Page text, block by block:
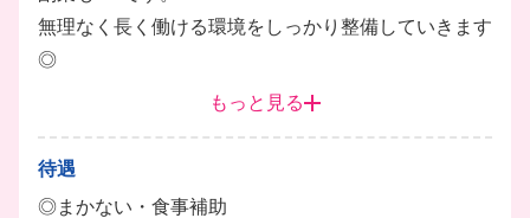
無理なく長く働ける環境をしっかり整備していきます
◎
何より・・・有給休暇有り⭕️
労務環境（労働時間、休日取得など）はバッチリで
もっと見る
待遇
◎まかない・食事補助